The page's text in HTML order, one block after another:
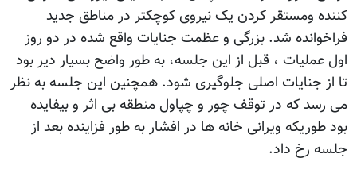
کننده ومستقر کردن یک نیروی کوچکتر در مناطق جدید
فراخوانده شد. بزرگی و عظمت جنایات واقع شده در دو روز
اول عملیات ، قبل از این جلسه، به طور واضح بسیار دیر بود
تا از جنایات اصلی جلوگیری شود. همچنین این جلسه به نظر
می رسد که در توقف چور و چپاول منطقه بی اثر و بیفایده
بود طوریکه ویرانی خانه ها در افشار به طور فزاینده بعد از
جلسه رخ داد.